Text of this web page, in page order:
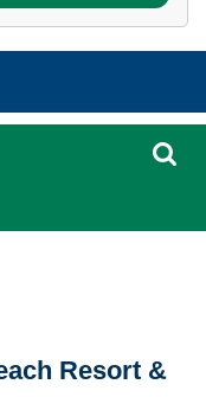
Resort &